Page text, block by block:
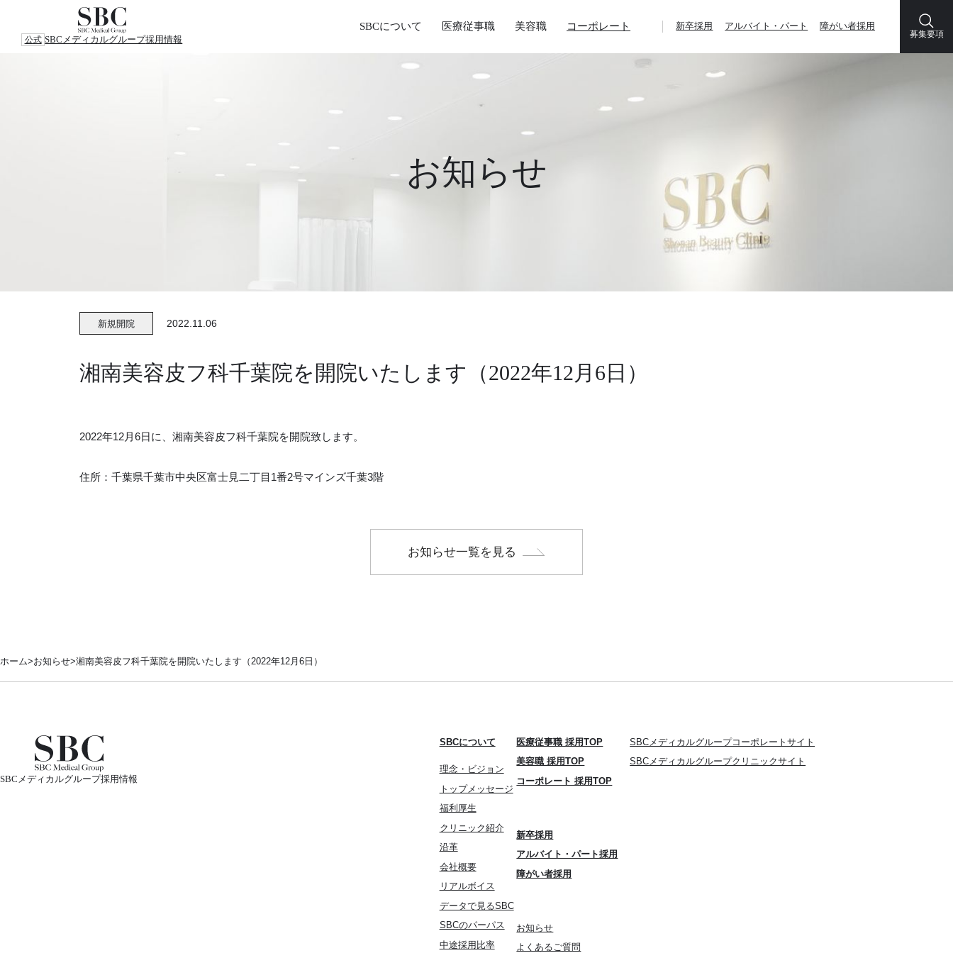
公式 SBCメディカルグループ採用情報
SBCについて 医療従事職 美容職 コーポレート 新卒採用 アルバイト・パート 障がい者採用
募集要項
お知らせ
新規開院 2022.11.06
湘南美容皮フ科千葉院を開院いたします（2022年12月6日）
2022年12月6日に、湘南美容皮フ科千葉院を開院致します。
住所：千葉県千葉市中央区富士見二丁目1番2号マインズ千葉3階
お知らせ一覧を見る
ホーム お知らせ 湘南美容皮フ科千葉院を開院いたします（2022年12月6日）
SBCメディカルグループ採用情報
SBCについて
理念・ビジョン
トップメッセージ
福利厚生
クリニック紹介
沿革
会社概要
リアルボイス
データで見るSBC
SBCのパーパス
中途採用比率
医療従事職 採用TOP
美容職 採用TOP
コーポレート 採用TOP
新卒採用
アルバイト・パート採用
障がい者採用
お知らせ
よくあるご質問
SBCメディカルグループコーポレートサイト
SBCメディカルグループクリニックサイト